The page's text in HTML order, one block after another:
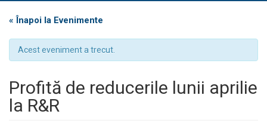
« Înapoi la Evenimente
Acest eveniment a trecut.
Profită de reducerile lunii aprilie
la R&R